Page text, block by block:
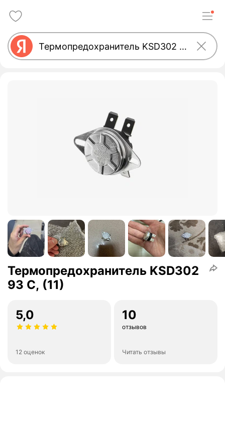
Термопредохранитель KSD302
93 C, (11)
5,0
12 оценок
10
отзывов
Читать отзывы